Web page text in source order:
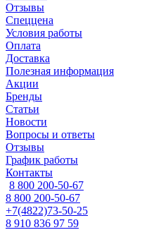
Отзывы
Спеццена
Условия работы
Оплата
Доставка
Полезная информация
Акции
Бренды
Статьи
Новости
Вопросы и ответы
Отзывы
График работы
Контакты
8 800 200-50-67
8 800 200-50-67
+7(4822)73-50-25
8 910 836 97 59